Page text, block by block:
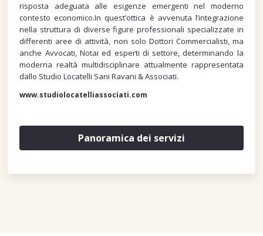
risposta adeguata alle esigenze emergenti nel moderno
contesto economico.In quest’ottica è avvenuta l’integrazione
nella struttura di diverse figure professionali specializzate in
differenti aree di attività, non solo Dottori Commercialisti, ma
anche Avvocati, Notai ed esperti di settore, determinando la
moderna realtà multidisciplinare attualmente rappresentata
dallo Studio Locatelli Sani Ravani & Associati.
www.studiolocatelliassociati.com
Panoramica dei servizi